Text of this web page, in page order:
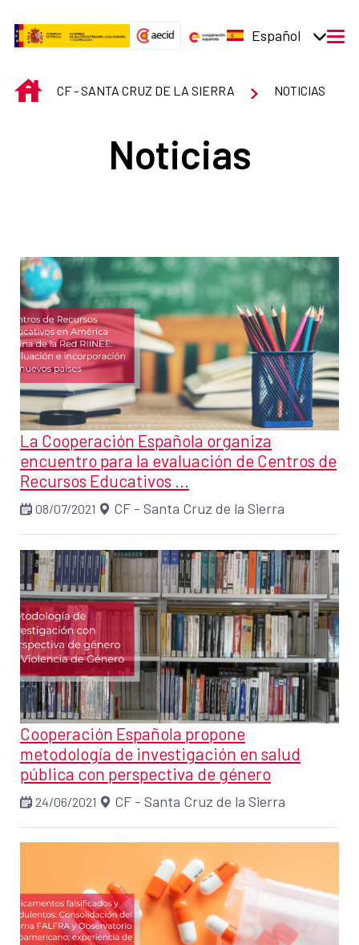
Español
INICIOCF - SANTA CRUZ DE LA SIERRA NOTICIAS
Noticias
La Cooperación Española organiza
encuentro para la evaluación de Centros de
Recursos Educativos ...
08/07/2021 CF - Santa Cruz de la Sierra
Cooperación Española propone
metodología de investigación en salud
pública con perspectiva de género
24/06/2021 CF - Santa Cruz de la Sierra